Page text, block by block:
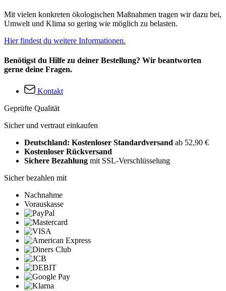
Mit vielen konkreten ökologischen Maßnahmen tragen wir dazu bei,
Umwelt und Klima so gering wie möglich zu belasten.
Hier findest du weitere Informationen.
Benötigst du Hilfe zu deiner Bestellung? Wir beantworten
gerne deine Fragen.
Kontakt
Geprüfte Qualität
Sicher und vertraut einkaufen
Deutschland: Kostenloser Standardversand ab 52,90 €
Kostenloser Rückversand
Sichere Bezahlung mit SSL-Verschlüsselung
Sicher bezahlen mit
Nachnahme
Vorauskasse